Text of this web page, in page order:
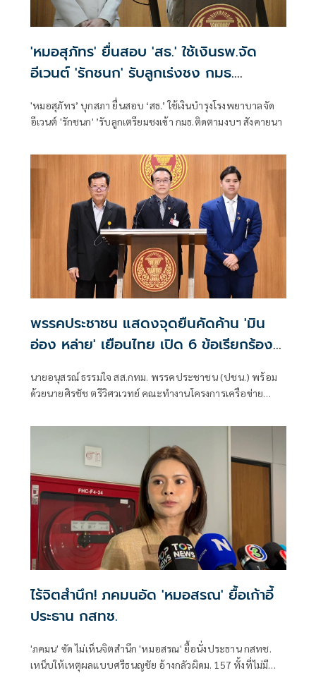
'หมอสุภัทร' ยื่นสอบ 'สธ.' ใช้เงินรพ.จัด
อีเวนต์ 'รักชนก' รับลูกเร่งชง กมธ.
'หมอสุภัทร’ บุกสภา ยื่นสอบ ‘สธ.’ ใช้เงินบำรุงโรงพยาบาลจัด
อีเวนต์ 'รักชนก' ’รับลูกเตรียมชงเข้า กมธ.ติดตามงบฯ สังคายนา
พรรคประชาชน แสดงจุดยืนคัดค้าน 'มิน
อ่อง หล่าย' เยือนไทย เปิด 6 ข้อเรียกร้อง
นายอนุสรณ์ ธรรมใจ สส.กทม. พรรคประชาชน (ปชน.) พร้อม
ด้วยนายศิรชัช ตรีวิศวเวทย์ คณะทำงานโครงการเครือข่าย
พัฒนาอย่างยั่งยืน แถลงคัดค้านการเยือนไทยอย่างเป็นทางการ
ไร้จิตสำนึก! ภคมนอัด 'หมอสรณ' ยื้อเก้าอี้
ประธาน กสทช.
'ภคมน' ซัด ไม่เห็นจิตสำนึก 'หมอสรณ' ยื้อนั่งประธาน กสทช.
เหน็บให้เหตุผลแบบศรีธนญชัย อ้างกลัวผิดม. 157 ทั้งที่ไม่มี